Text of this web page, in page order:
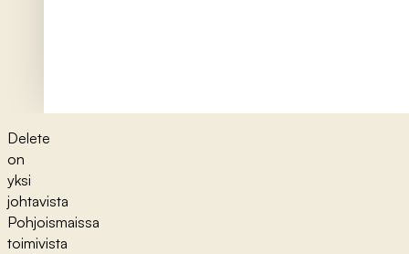
Delete
on
yksi
johtavista
Pohjoismaissa
toimivista